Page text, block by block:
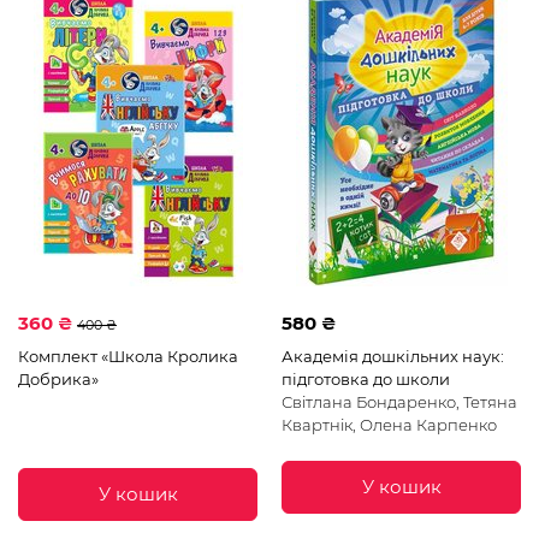
360 ₴ 400 ₴
Комплект «Школа Кролика
Добрика»
У кошик
580 ₴
Академія дошкільних наук:
підготовка до школи
Світлана Бондаренко, Тетяна
Квартнік, Олена Карпенко
У кошик